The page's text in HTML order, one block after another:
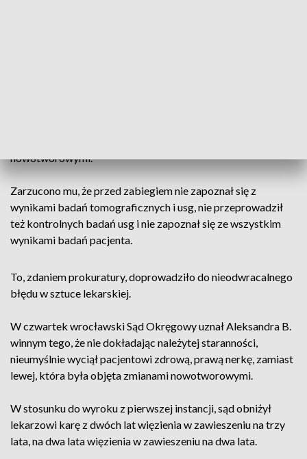
nowotworowymi.
Zarzucono mu, że przed zabiegiem nie zapoznał się z
wynikami badań tomograficznych i usg, nie przeprowadził
też kontrolnych badań usg i nie zapoznał się ze wszystkim
wynikami badań pacjenta.
To, zdaniem prokuratury, doprowadziło do nieodwracalnego
błędu w sztuce lekarskiej.
W czwartek wrocławski Sąd Okręgowy uznał Aleksandra B.
winnym tego, że nie dokładając należytej staranności,
nieumyślnie wyciął pacjentowi zdrową, prawą nerkę, zamiast
lewej, która była objęta zmianami nowotworowymi.
W stosunku do wyroku z pierwszej instancji, sąd obniżył
lekarzowi karę z dwóch lat więzienia w zawieszeniu na trzy
lata, na dwa lata więzienia w zawieszeniu na dwa lata.